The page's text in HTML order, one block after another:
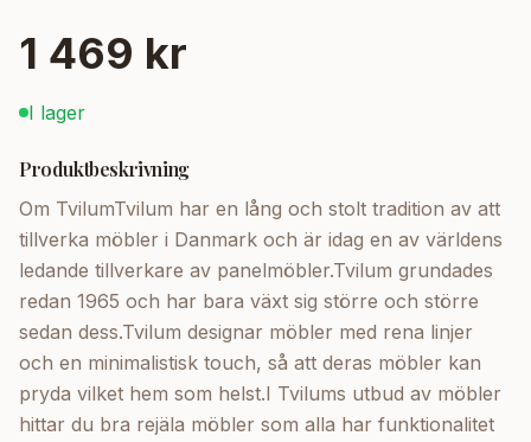
1 469 kr
I lager
Produktbeskrivning
Om TvilumTvilum har en lång och stolt tradition av att
tillverka möbler i Danmark och är idag en av världens
ledande tillverkare av panelmöbler.Tvilum grundades
redan 1965 och har bara växt sig större och större
sedan dess.Tvilum designar möbler med rena linjer
och en minimalistisk touch, så att deras möbler kan
pryda vilket hem som helst.I Tvilums utbud av möbler
hittar du bra rejäla möbler som alla har funktionalitet